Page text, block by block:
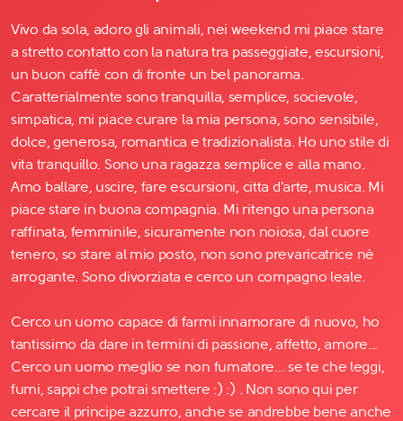
Vivo da sola, adoro gli animali, nei weekend mi piace stare
a stretto contatto con la natura tra passeggiate, escursioni,
un buon caffè con di fronte un bel panorama.
Caratterialmente sono tranquilla, semplice, socievole,
simpatica, mi piace curare la mia persona, sono sensibile,
dolce, generosa, romantica e tradizionalista. Ho uno stile di
vita tranquillo. Sono una ragazza semplice e alla mano.
Amo ballare, uscire, fare escursioni, citta d'arte, musica. Mi
piace stare in buona compagnia. Mi ritengo una persona
raffinata, femminile, sicuramente non noiosa, dal cuore
tenero, so stare al mio posto, non sono prevaricatrice nè
arrogante. Sono divorziata e cerco un compagno leale.
Cerco un uomo capace di farmi innamorare di nuovo, ho
tantissimo da dare in termini di passione, affetto, amore...
Cerco un uomo meglio se non fumatore... se te che leggi,
fumi, sappi che potrai smettere :) :) . Non sono qui per
cercare il principe azzurro, anche se andrebbe bene anche